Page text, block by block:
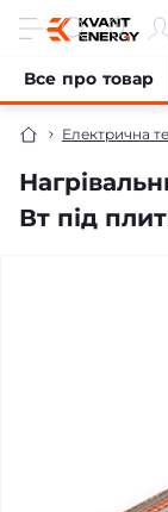
Електрична
Вт під
Все про товар